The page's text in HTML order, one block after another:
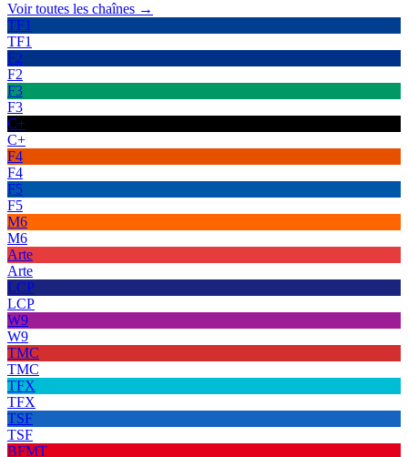
Voir toutes les chaînes →
TF1
TF1
F2
F2
F3
F3
C+
C+
F4
F4
F5
F5
M6
M6
Arte
Arte
LCP
LCP
W9
W9
TMC
TMC
TFX
TFX
TSF
TSF
BFMT